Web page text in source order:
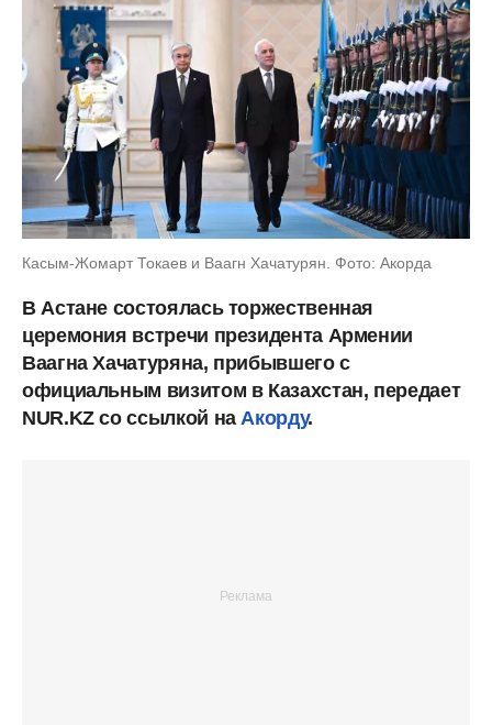
Касым-Жомарт Токаев и Ваагн Хачатурян. Фото: Акорда
В Астане состоялась торжественная
церемония встречи президента Армении
Ваагна Хачатуряна, прибывшего с
официальным визитом в Казахстан, передает
NUR.KZ со ссылкой на Акорду.